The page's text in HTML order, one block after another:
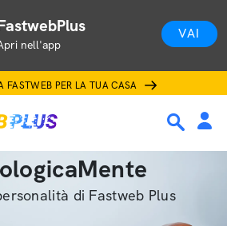
nell'app
VAI
FASTWEB PER LA TUA CASA
di Fastweb Plus